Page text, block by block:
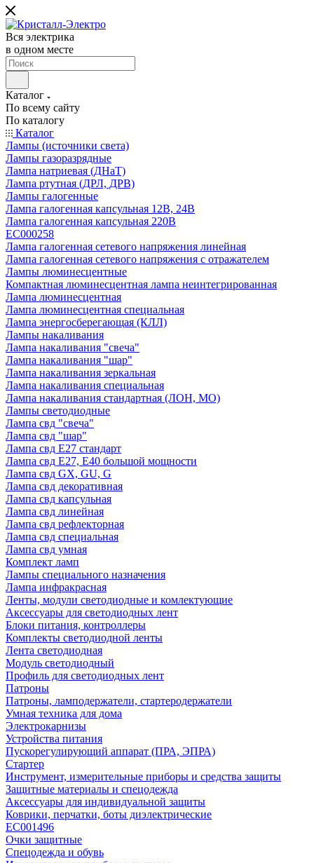
Вся электрика
в одном месте
Каталог
По всему сайту
По каталогу
Каталог
Лампы (источники света)
Лампы газоразрядные
Лампа натриевая (ДНаТ)
Лампа ртутная (ДРЛ, ДРВ)
Лампы галогенные
Лампа галогенная капсульная 12В, 24В
Лампа галогенная капсульная 220В
EC000258
Лампа галогенная сетевого напряжения линейная
Лампа галогенная сетевого напряжения с отражателем
Лампы люминесцентные
Компактная люминесцентная лампа неинтегрированная
Лампа люминесцентная
Лампа люминесцентная специальная
Лампа энергосберегающая (КЛЛ)
Лампы накаливания
Лампа накаливания "свеча"
Лампа накаливания "шар"
Лампа накаливания зеркальная
Лампа накаливания специальная
Лампа накаливания стандартная (ЛОН, МО)
Лампы светодиодные
Лампа свд "свеча"
Лампа свд "шар"
Лампа свд E27 стандарт
Лампа свд E27, Е40 большой мощности
Лампа свд GX, GU, G
Лампа свд декоративная
Лампа свд капсульная
Лампа свд линейная
Лампа свд рефлекторная
Лампа свд специальная
Лампа свд умная
Комплект ламп
Лампы специального назначения
Лампа инфракрасная
Ленты, модули светодиодные и комлектующие
Аксессуары для светодиодных лент
Блоки питания, контроллеры
Комплекты светодиодной ленты
Лента светодиодная
Модуль светодиодный
Профиль для светодиодных лент
Патроны
Патроны, ламподержатели, стартеродержатели
Умная техника для дома
Электрокарнизы
Устройства питания
Пускорегулирующий аппарат (ПРА, ЭПРА)
Стартер
Инструмент, измерительные приборы и средства защиты
Защитные материалы и спецодежда
Аксессуары для индивидуальной защиты
Коврики, перчатки, боты диэлектрические
EC001496
Очки защитные
Спецодежда и обувь